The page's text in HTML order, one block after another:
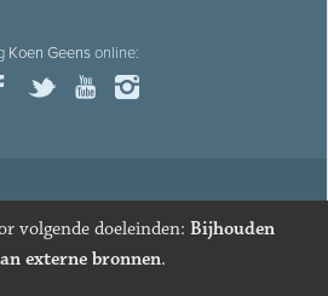
Koen Geensonline:
ere-volksvertegenwoordiger Koen
voorbehouden · Cookies wijzigen
door Zenjoy in Leuven
volgende doeleinden: Bijhouden
externe bronnen.